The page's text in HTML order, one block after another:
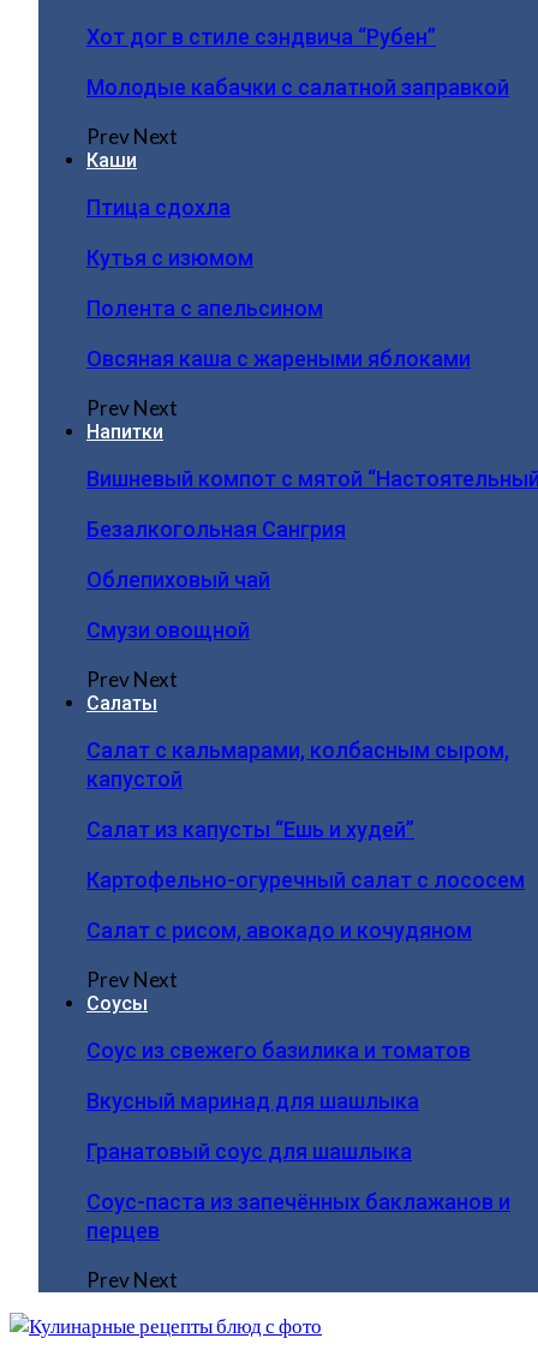
Хот дог в стиле сэндвича “Рубен”
Молодые кабачки с салатной заправкой
PrevNext
Каши
Птица сдохла
Кутья с изюмом
Полента с апельсином
Овсяная каша с жареными яблоками
PrevNext
Напитки
Вишневый компот с мятой
Безалкогольная Сангрия
Облепиховый чай
Смузи овощной
PrevNext
Салаты
Салат с кальмарами, колбасным сыром,
капустой
Салат из капусты “Ешь и худей”
Картофельно-огуречный салат с лососем
Салат с рисом, авокадо и кочудяном
PrevNext
Соусы
Соус из свежего базилика и томатов
Вкусный маринад для шашлыка
Гранатовый соус для шашлыка
Соус-паста из запечённых баклажанов и
перцев
PrevNext